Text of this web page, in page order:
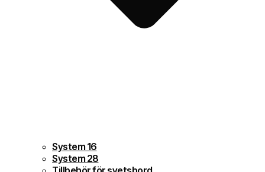
System 16
System 28